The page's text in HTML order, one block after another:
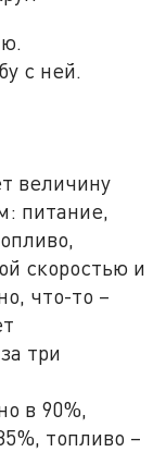
с ней.
величину
питание,
скоростью и
что-то –
три
в 90%,
топливо –